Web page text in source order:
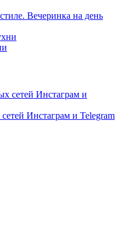
Вечеринка на день
Инстаграм и Telegram